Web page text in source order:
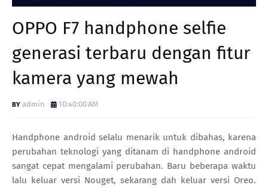
OPPO F7 handphone selfie
generasi terbaru dengan fitur
kamera yang mewah
admin 10:40:00 AM
Handphone android selalu menarik untuk dibahas, karena
perubahan teknologi yang ditanam di handphone android
sangat cepat mengalami perubahan. Baru beberapa waktu
lalu keluar versi Nouget, sekarang dah keluar versi Oreo.